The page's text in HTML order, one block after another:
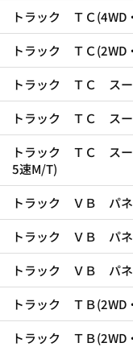
トラック ＴＣ(4WD
トラック ＴＣ(2WD
トラック ＴＣ スー
トラック ＴＣ スー
トラック ＴＣ スー
5速M/T)
トラック ＶＢ パネ
トラック ＶＢ パネ
トラック ＶＢ パネ
トラック ＴＢ(2WD
トラック ＴＢ(2WD